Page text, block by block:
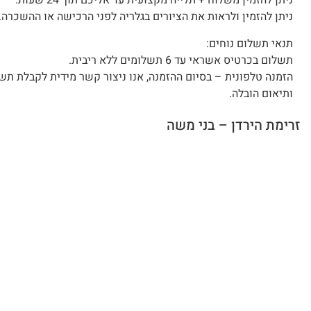
ניתן להזמין ולראות את הציורים בגלריה לפני הרכישה או
תנאי תשלום נוחים:
תשלום בכרטיס אשראי עד 6 תשלומים ללא ריבית.
הזמנה טלפונית – בסיום ההזמנה, אנו ניצור קשר מידית לקבלת
ותיאום הובלה.
זרימת הירדן – בני משה